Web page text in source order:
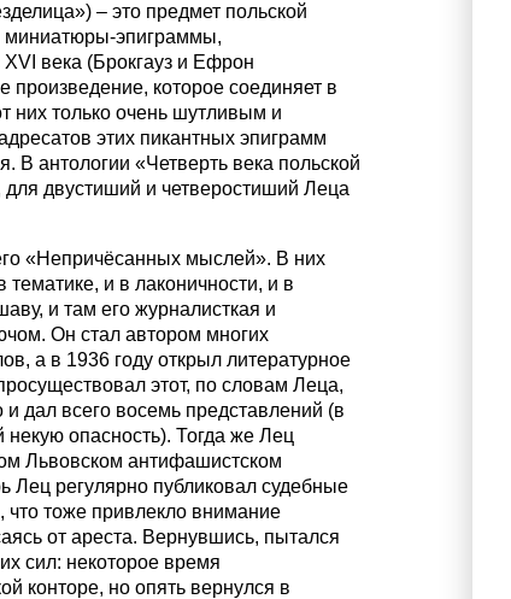
– это предмет польской
миниатюры-эпиграммы,
века (Брокгауз и Ефрон
произведение, которое соединяет в
них только очень шутливым и
этих пикантных эпиграмм
В антологии «Четверть века польской
двустиший и четверостиший Леца
«Непричёсанных мыслей». В них
и в лаконичности, и в
и там его журналисткая и
Он стал автором многих
а в 1936 году открыл литературное
этот, по словам Леца,
дал всего восемь представлений (в
некую опасность). Тогда же Лец
Львовском антифашистском
Лец регулярно публиковал судебные
что тоже привлекло внимание
от ареста. Вернувшись, пытался
сил: некоторое время
конторе, но опять вернулся в